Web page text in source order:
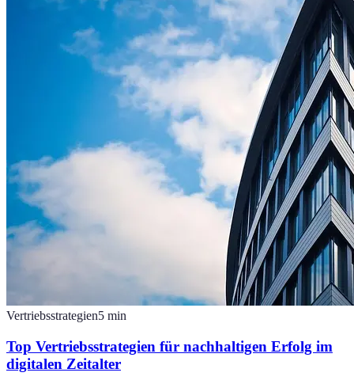
Vertriebsstrategien5 min
Top Vertriebsstrategien für nachhaltigen Erfolg im
digitalen Zeitalter